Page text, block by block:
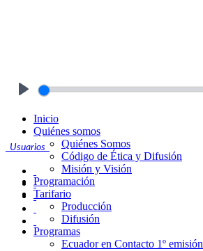
Usuarios
Inicio
Quiénes somos
Quiénes Somos
Código de Ética y Difusión
Misión y Visión
Programación
Tarifario
Producción
Difusión
Programas
Ecuador en Contacto 1º emisión